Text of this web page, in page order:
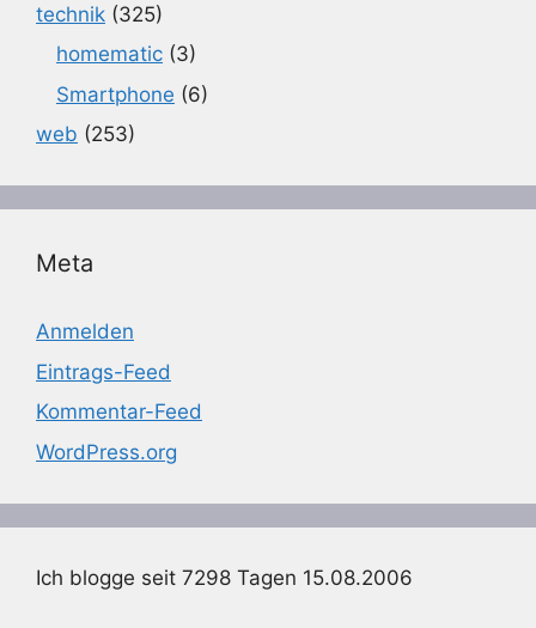
technik (325)
homematic (3)
Smartphone (6)
web (253)
Meta
Anmelden
Eintrags-Feed
Kommentar-Feed
WordPress.org
Ich blogge seit 7298 Tagen 15.08.2006